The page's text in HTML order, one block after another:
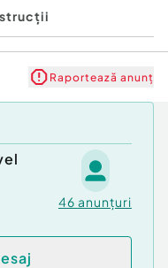
conducta
construcții noi în
a bisericii din
pe un traseu
Raportează anunț
46 anunțuri